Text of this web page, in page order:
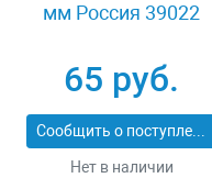
мм Россия 39022
65 руб.
Сообщить о поступлении
Нет в наличии